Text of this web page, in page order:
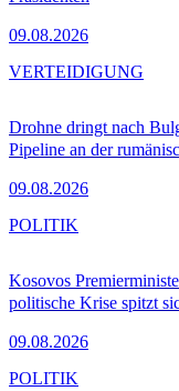
09.08.2026
Drohne dringt nach
Pipeline an der
09.08.2026
VERTEIDIGUNG
Kosovos
politische Krise spitzt
09.08.2026
POLITIK
POLITIK